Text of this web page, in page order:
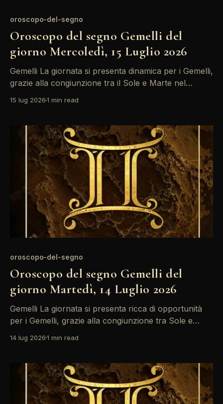
oroscopo-del-segno
Oroscopo del segno Gemelli del
giorno Mercoledì, 15 Luglio 2026
Gemelli La giornata si presenta dinamica per i Gemelli,
grazie alla congiunzione tra il Sole e Marte nel
spinto a prendere iniziative che coinvolgono amici o
in ambito relazionale, dove la Luna in Leone porta
15 lug 20261 min read
oroscopo-del-segno
Oroscopo del segno Gemelli del
giorno Martedì, 14 Luglio 2026
Gemelli La giornata si presenta ricca di opportunità
per i Gemelli, grazie alla congiunzione tra Sole e
le proprie idee e avviare nuovi progetti. Nonostante
apice, permettendo di superare eventuali ostacoli
comunicativi.
14 lug 20261 min read